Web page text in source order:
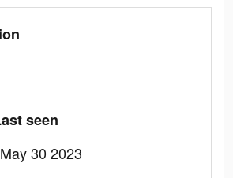
seen
30 2023